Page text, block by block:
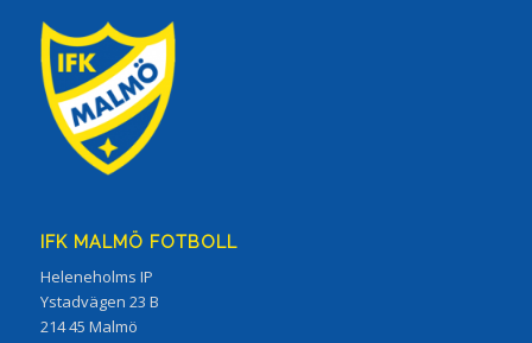
IFK MALMÖ FOTBOLL
Heleneholms IP
Ystadvägen 23 B
214 45 Malmö